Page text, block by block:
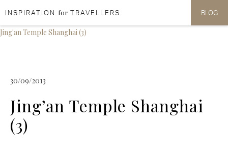
Aller au contenu
Aller au menu
INSPIRATION for TRAVELLERS BLOG
Jing'an Temple Shanghai (3)
30/09/2013
Jing’an Temple Shanghai
(3)